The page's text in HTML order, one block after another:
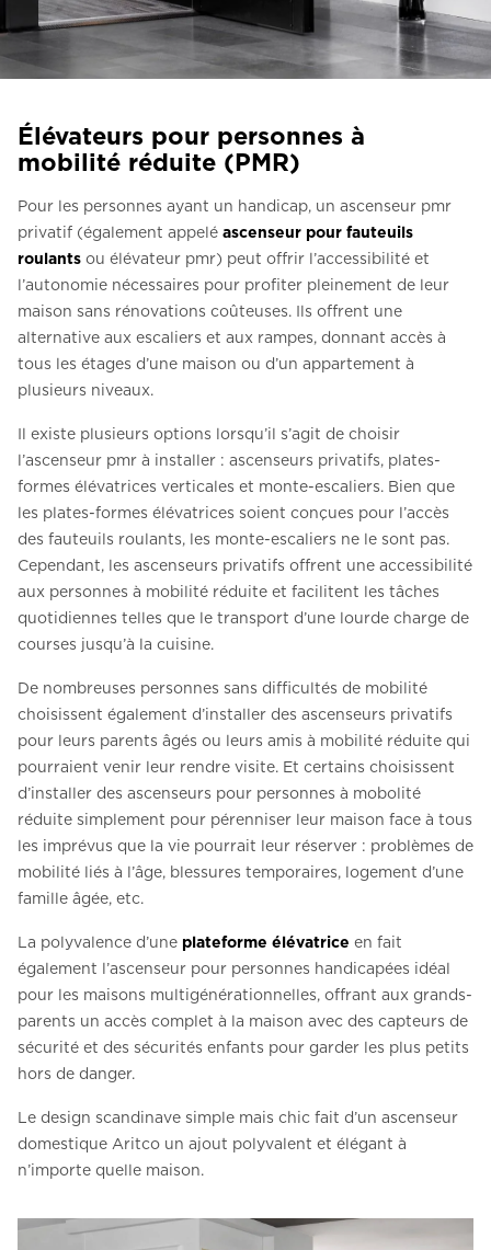
Contactez-nous
Demander un devis
FAQ
Élévateurs pour personnes à
mobilité réduite (PMR)
Pour les personnes ayant un handicap, un ascenseur pmr
privatif (également appelé ascenseur pour fauteuils
roulants ou élévateur pmr) peut offrir l’accessibilité et
l’autonomie nécessaires pour profiter pleinement de leur
maison sans rénovations coûteuses. Ils offrent une
alternative aux escaliers et aux rampes, donnant accès à
tous les étages d’une maison ou d’un appartement à
plusieurs niveaux.
Il existe plusieurs options lorsqu’il s’agit de choisir
l’ascenseur pmr à installer : ascenseurs privatifs, plates-
formes élévatrices verticales et monte-escaliers. Bien que
les plates-formes élévatrices soient conçues pour l’accès
des fauteuils roulants, les monte-escaliers ne le sont pas.
Cependant, les ascenseurs privatifs offrent une accessibilité
aux personnes à mobilité réduite et facilitent les tâches
quotidiennes telles que le transport d’une lourde charge de
courses jusqu’à la cuisine.
De nombreuses personnes sans difficultés de mobilité
choisissent également d’installer des ascenseurs privatifs
pour leurs parents âgés ou leurs amis à mobilité réduite qui
pourraient venir leur rendre visite. Et certains choisissent
d’installer des ascenseurs pour personnes à mobolité
réduite simplement pour pérenniser leur maison face à tous
les imprévus que la vie pourrait leur réserver : problèmes de
mobilité liés à l’âge, blessures temporaires, logement d’une
famille âgée, etc.
La polyvalence d’une plateforme élévatrice en fait
également l’ascenseur pour personnes handicapées idéal
pour les maisons multigénérationnelles, offrant aux grands-
parents un accès complet à la maison avec des capteurs de
sécurité et des sécurités enfants pour garder les plus petits
hors de danger.
Le design scandinave simple mais chic fait d’un ascenseur
domestique Aritco un ajout polyvalent et élégant à
n’importe quelle maison.